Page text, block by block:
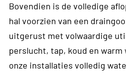
Bovendien is de volledige
hal voorzien van een
uitgerust met volwaardige
perslucht, tap, koud en warm
onze installaties volledig